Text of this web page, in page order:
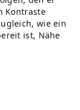
Kontraste
wie ein
ist, Nähe